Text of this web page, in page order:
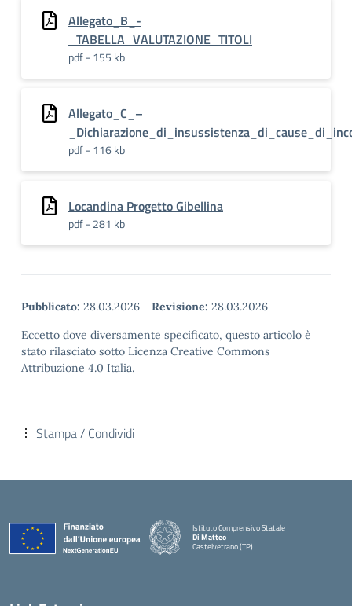
Allegato_B_-
_TABELLA_VALUTAZIONE_TITOLI
pdf - 155 kb
Allegato_C_–
pdf - 116 kb
Locandina Progetto Gibellina
pdf - 281 kb
Pubblicato: 28.03.2026 - Revisione: 28.03.2026
Eccetto dove diversamente specificato, questo articolo è
stato rilasciato sotto Licenza Creative Commons
Attribuzione 4.0 Italia.
Stampa / Condividi
Istituto Comprensivo Statale
Di Matteo
Castelvetrano (TP)